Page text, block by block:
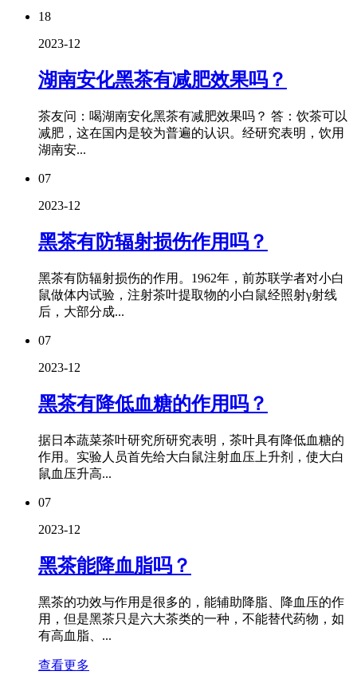
18
2023-12
湖南安化黑茶有减肥效果吗？
茶友问：喝湖南安化黑茶有减肥效果吗？ 答：饮茶可以
减肥，这在国内是较为普遍的认识。经研究表明，饮用
湖南安...
07
2023-12
黑茶有防辐射损伤作用吗？
黑茶有防辐射损伤的作用。1962年，前苏联学者对小白
鼠做体内试验，注射茶叶提取物的小白鼠经照射γ射线
后，大部分成...
07
2023-12
黑茶有降低血糖的作用吗？
据日本蔬菜茶叶研究所研究表明，茶叶具有降低血糖的
作用。实验人员首先给大白鼠注射血压上升剂，使大白
鼠血压升高...
07
2023-12
黑茶能降血脂吗？
黑茶的功效与作用是很多的，能辅助降脂、降血压的作
用，但是黑茶只是六大茶类的一种，不能替代药物，如
有高血脂、...
查看更多